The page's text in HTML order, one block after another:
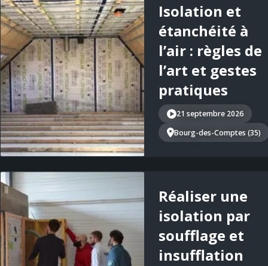
Isolation et
étanchéité à
l’air : règles de
l’art et gestes
pratiques
21 septembre 2026
Bourg-des-Comptes (35)
Réaliser une
isolation par
soufflage et
insufflation